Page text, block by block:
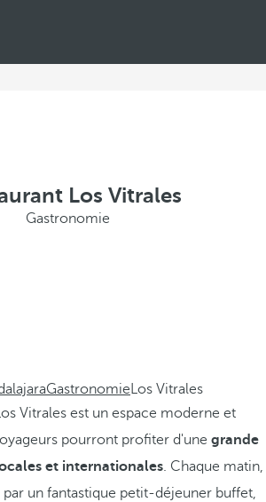
Los Vitrales
Gastronomie
GastronomieLos Vitrales
Vitrales est un espace moderne et
pourront profiter d'une grande
et internationales. Chaque matin,
un fantastique petit-déjeuner buffet,